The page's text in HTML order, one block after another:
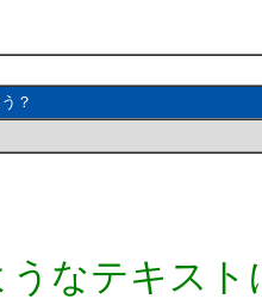
？
うなテキス